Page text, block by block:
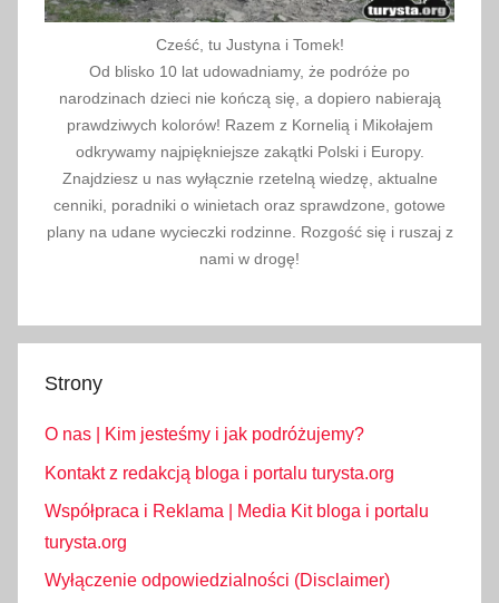
Cześć, tu Justyna i Tomek!
Od blisko 10 lat udowadniamy, że podróże po
narodzinach dzieci nie kończą się, a dopiero nabierają
prawdziwych kolorów! Razem z Kornelią i Mikołajem
odkrywamy najpiękniejsze zakątki Polski i Europy.
Znajdziesz u nas wyłącznie rzetelną wiedzę, aktualne
cenniki, poradniki o winietach oraz sprawdzone, gotowe
plany na udane wycieczki rodzinne. Rozgość się i ruszaj z
nami w drogę!
Strony
O nas | Kim jesteśmy i jak podróżujemy?
Kontakt z redakcją bloga i portalu turysta.org
Współpraca i Reklama | Media Kit bloga i portalu
turysta.org
Wyłączenie odpowiedzialności (Disclaimer)